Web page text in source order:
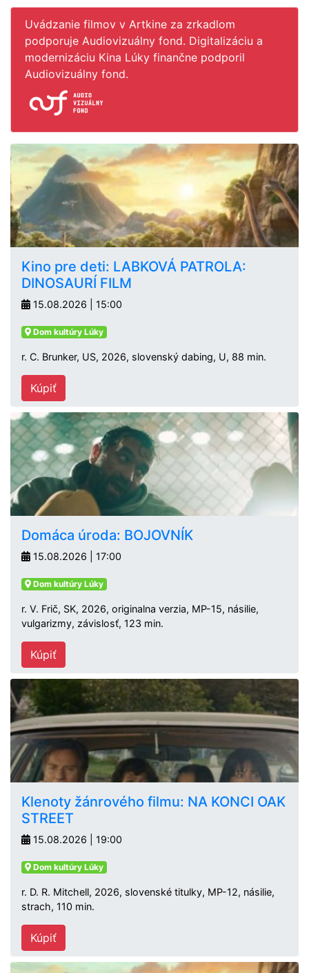
Uvádzanie filmov v Artkine za zrkadlom
podporuje Audiovizuálny fond. Digitalizáciu a
modernizáciu Kina Lúky finančne podporil
Audiovizuálny fond.
Kino pre deti: LABKOVÁ PATROLA:
DINOSAURÍ FILM
15.08.2026 | 15:00
Dom kultúry Lúky
r. C. Brunker, US, 2026, slovenský dabing, U, 88 min.
Kúpiť
Domáca úroda: BOJOVNÍK
15.08.2026 | 17:00
Dom kultúry Lúky
r. V. Frič, SK, 2026, originalna verzia, MP-15, násilie,
vulgarizmy, závislosť, 123 min.
Kúpiť
Klenoty žánrového filmu: NA KONCI OAK
STREET
15.08.2026 | 19:00
Dom kultúry Lúky
r. D. R. Mitchell, 2026, slovenské titulky, MP-12, násilie,
strach, 110 min.
Kúpiť